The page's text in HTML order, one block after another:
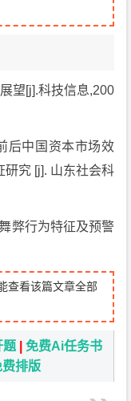
望[j].科技信息,200
后中国资本市场效
研究 [j]. 山东社会科
弊行为特征及预警
查看该篇文章全部
题 |免费Ai任务书
排版